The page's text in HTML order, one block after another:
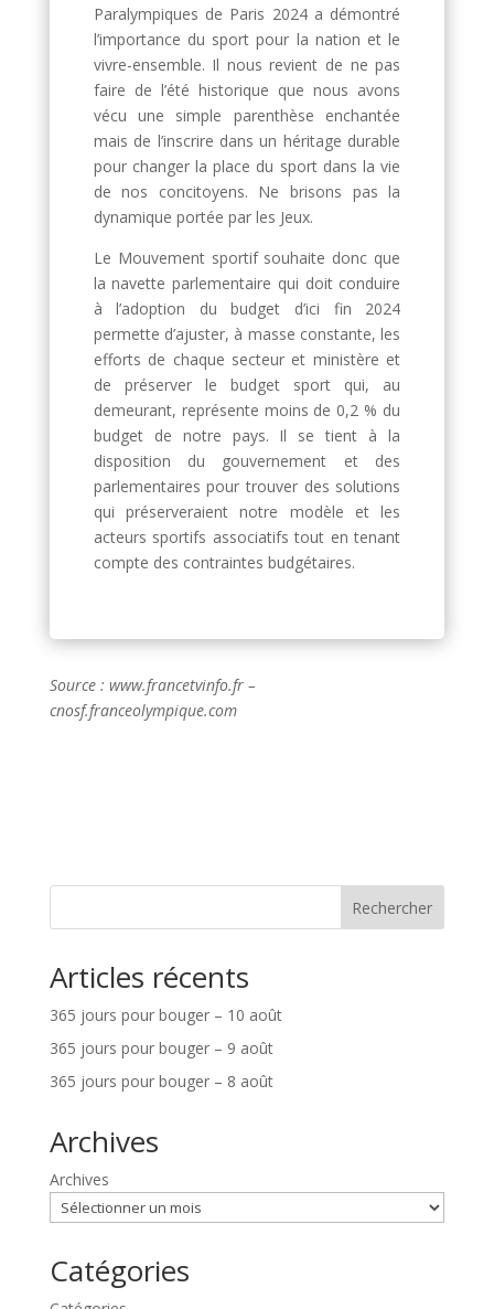
Paralympiques de Paris 2024 a démontré
l’importance du sport pour la nation et le
vivre-ensemble. Il nous revient de ne pas
faire de l’été historique que nous avons
vécu une simple parenthèse enchantée
mais de l’inscrire dans un héritage durable
pour changer la place du sport dans la vie
de nos concitoyens. Ne brisons pas la
dynamique portée par les Jeux.
Le Mouvement sportif souhaite donc que
la navette parlementaire qui doit conduire
à l’adoption du budget d’ici fin 2024
permette d’ajuster, à masse constante, les
efforts de chaque secteur et ministère et
de préserver le budget sport qui, au
demeurant, représente moins de 0,2 % du
budget de notre pays. Il se tient à la
disposition du gouvernement et des
parlementaires pour trouver des solutions
qui préserveraient notre modèle et les
acteurs sportifs associatifs tout en tenant
compte des contraintes budgétaires.
Source : www.francetvinfo.fr –
cnosf.franceolympique.com
Rechercher
Articles récents
365 jours pour bouger – 10 août
365 jours pour bouger – 9 août
365 jours pour bouger – 8 août
Archives
Archives
Catégories